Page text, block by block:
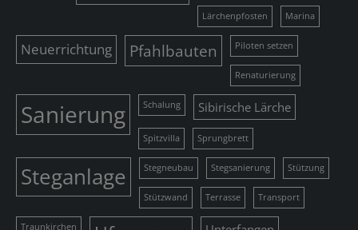
Lärchenpfosten Marina
Neuerrichtung Pfahlbauten Piloten setzen
Renaturierung
Sanierung Schalung Sibirische Lärche
Spitzvilla Sprungbrett
Steganlage Stegneubau Stegsanierung Stützung
Stützwand Terrasse Transport
Traunkirchen